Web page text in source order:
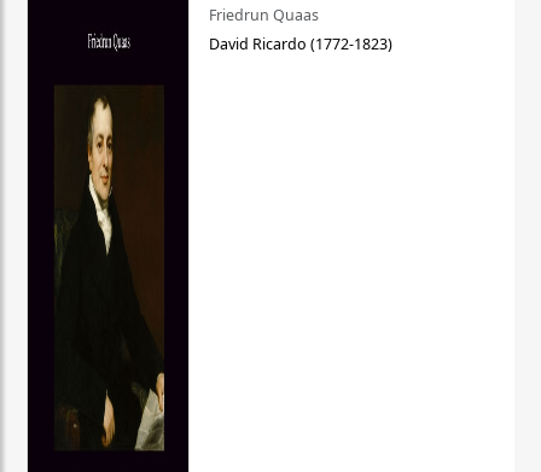
Friedrun Quaas
David Ricardo (1772-1823)